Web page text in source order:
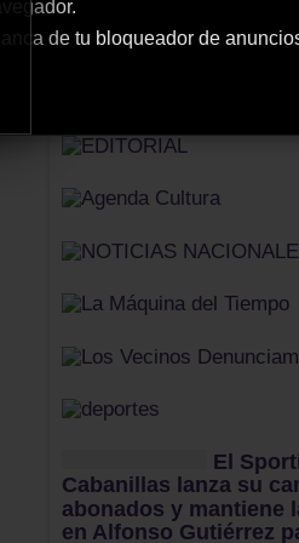
de tu bloqueador de
El
Cabanillas lanza su
abonados y mantiene
en Alfonso Gutiérrez